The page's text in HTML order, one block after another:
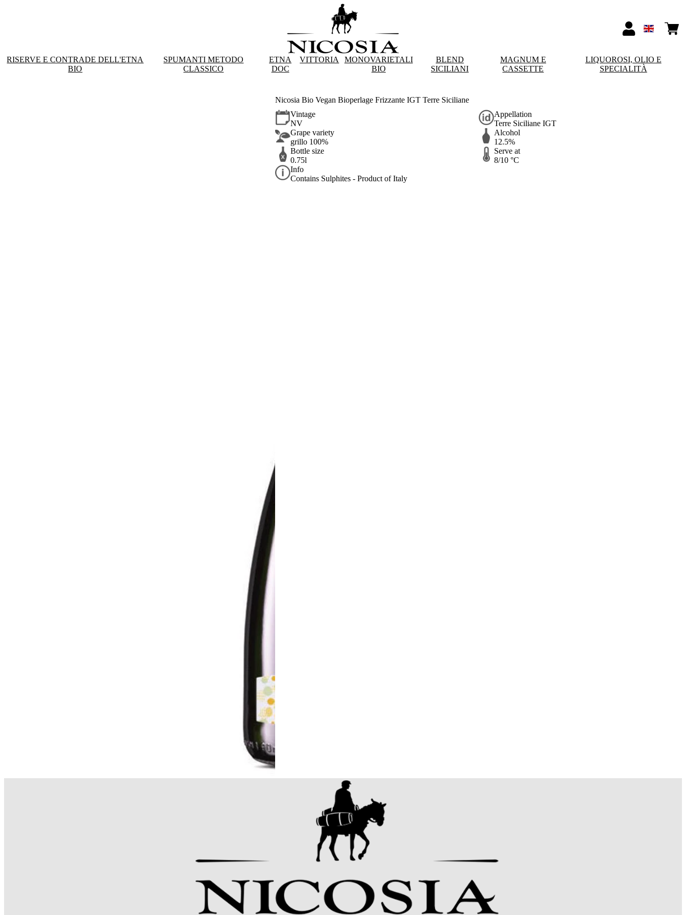
RISERVE E CONTRADE DELL'ETNA
BIO
SPUMANTI METODO
CLASSICO
ETNA
DOC
VITTORIA
MONOVARIETALI
BIO
BLEND
SICILIANI
MAGNUM E
CASSETTE
LIQUOROSI, OLIO E
SPECIALITÀ
Nicosia Bio Vegan Bioperlage Frizzante IGT Terre Siciliane
Vintage
NV
Appellation
Terre Siciliane IGT
Grape variety
grillo 100%
Alcohol
12.5%
Bottle size
0.75l
Serve at
8/10 °C
Info
Contains Sulphites - Product of Italy